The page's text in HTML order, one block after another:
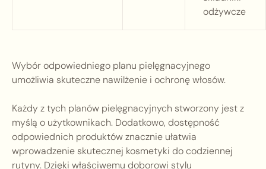
odżywcze
Wybór odpowiedniego planu pielęgnacyjnego
umożliwia skuteczne nawilżenie i ochronę włosów.
Każdy z tych planów pielęgnacyjnych stworzony jest z
myślą o użytkownikach. Dodatkowo, dostępność
odpowiednich produktów znacznie ułatwia
wprowadzenie skutecznej kosmetyki do codziennej
rutyny. Dzięki właściwemu doborowi stylu